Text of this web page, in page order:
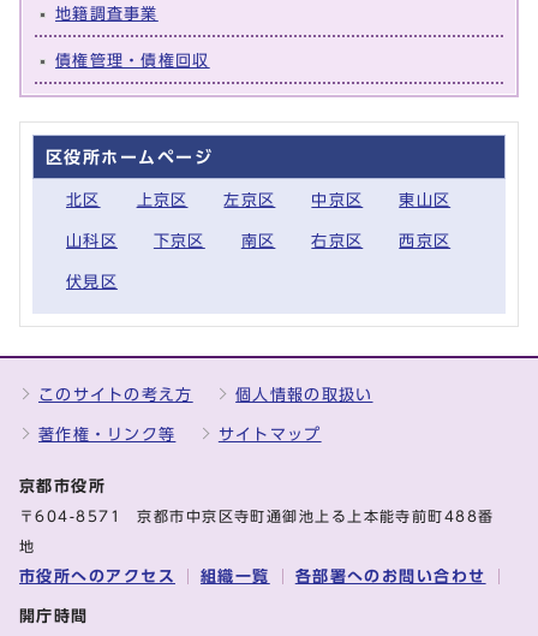
地籍調査事業
債権管理・債権回収
区役所ホームページ
北区 上京区 左京区 中京区 東山区
山科区 下京区 南区 右京区 西京区
伏見区
このサイトの考え方 個人情報の取扱い
著作権・リンク等 サイトマップ
京都市役所
〒604-8571 京都市中京区寺町通御池上る上本能寺前町488番
地
市役所へのアクセス 組織一覧 各部署へのお問い合わせ
開庁時間